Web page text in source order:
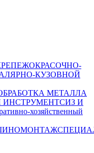
ОКРАСОЧНО-
КУЗОВНОЙ
МЕТАЛЛА
ИНСТРУМЕНТСИЗ И
хозяйственный